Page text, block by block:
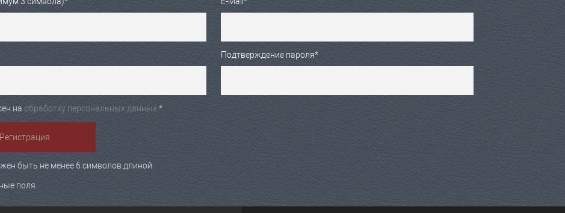
Подтверждение пароля*
на обработку персональных данных.*
быть не менее 6 символов длиной.
поля.